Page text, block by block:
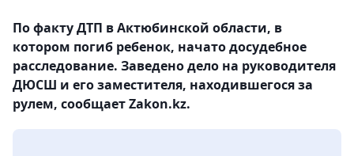
По факту ДТП в Актюбинской области, в
котором погиб ребенок, начато досудебное
расследование. Заведено дело на руководителя
ДЮСШ и его заместителя, находившегося за
рулем, сообщает Zakon.kz.